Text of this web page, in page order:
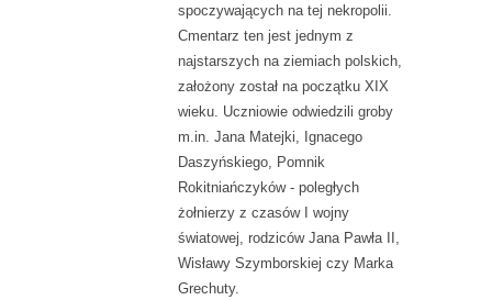
spoczywających na tej nekropolii.
Cmentarz ten jest jednym z
najstarszych na ziemiach polskich,
założony został na początku XIX
wieku. Uczniowie odwiedzili groby
m.in. Jana Matejki, Ignacego
Daszyńskiego, Pomnik
Rokitniańczyków - poległych
żołnierzy z czasów I wojny
światowej, rodziców Jana Pawła II,
Wisławy Szymborskiej czy Marka
Grechuty.